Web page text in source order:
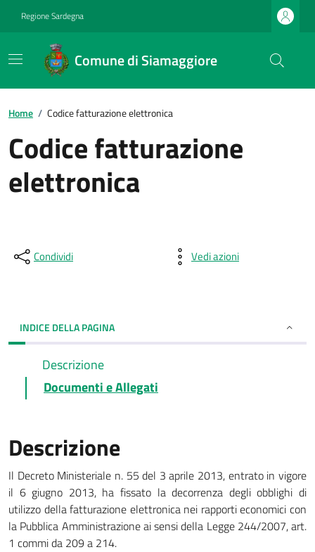
Regione Sardegna
Comune di Siamaggiore
Home / Codice fatturazione elettronica
Codice fatturazione
elettronica
Condividi Vedi azioni
INDICE DELLA PAGINA
Descrizione
Documenti e Allegati
Descrizione
Il Decreto Ministeriale n. 55 del 3 aprile 2013, entrato in vigore
il 6 giugno 2013, ha fissato la decorrenza degli obblighi di
utilizzo della fatturazione elettronica nei rapporti economici con
la Pubblica Amministrazione ai sensi della Legge 244/2007, art.
1 commi da 209 a 214.